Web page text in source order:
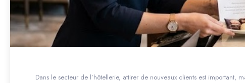
Dans le secteur de l’hôtellerie, attirer de nouveaux clients est important,